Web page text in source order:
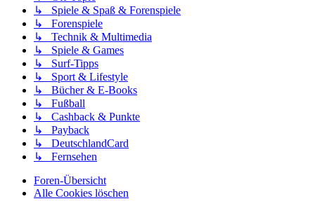
↳ Spiele & Spaß & Forenspiele
↳ Forenspiele
↳ Technik & Multimedia
↳ Spiele & Games
↳ Surf-Tipps
↳ Sport & Lifestyle
↳ Bücher & E-Books
↳ Fußball
↳ Cashback & Punkte
↳ Payback
↳ DeutschlandCard
↳ Fernsehen
Foren-Übersicht
Alle Cookies löschen